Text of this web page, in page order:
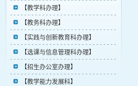
【教学科办理】
【教务科办理】
【实践与创新教育科办理】
【选课与信息管理科办理】
【招生办公室办理】
【教学能力发展科】